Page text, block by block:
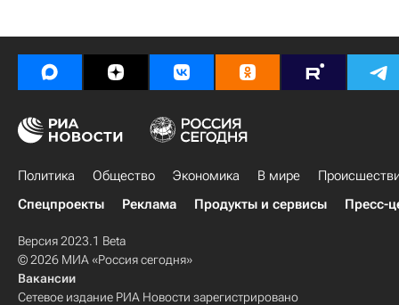
Политика Общество Экономика В мире
Спецпроекты
Реклама Продукты и сервисы Пресс-
Версия 2023.1 Beta
© 2026 МИА «Россия сегодня»
Вакансии
Сетевое издание РИА Новости зарегистрировано